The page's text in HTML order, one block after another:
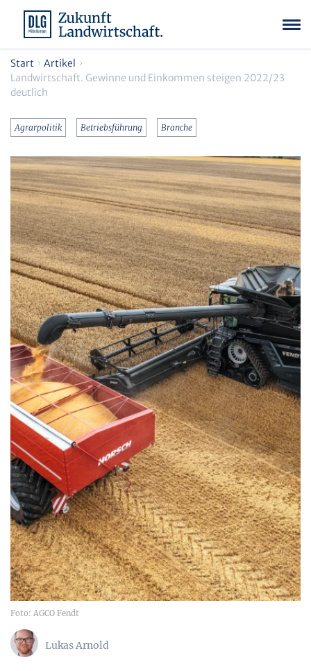
Start
Artikel
Landwirtschaft. Gewinne und Einkommen steigen 2022/23
deutlich
Agrarpolitik Betriebsführung Branche
Foto: AGCO Fendt
Lukas Arnold